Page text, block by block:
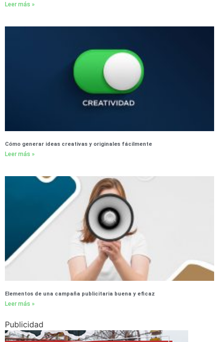
Leer más »
Cómo generar ideas creativas y originales fácilmente
Leer más »
Elementos de una campaña publicitaria buena y eficaz
Leer más »
Publicidad